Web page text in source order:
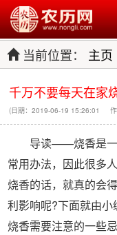
当前位置： 主页
千万不要每天在家
(日期：2019-06-19 15:26:01 作
导读——烧香是一
常用办法，因此很多
烧香的话，就真的会
利影响呢?下面就由
烧香需要注意的一些